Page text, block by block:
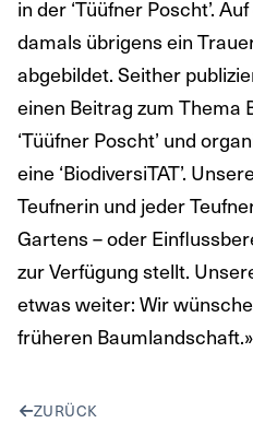
in der ‘Tüüfner Poscht’.
damals übrigens ein
abgebildet. Seither
einen Beitrag zum Thema
‘Tüüfner Poscht’ und
eine ‘BiodiversiTAT’.
Teufnerin und jeder
Gartens – oder
zur Verfügung stellt.
etwas weiter: Wir
früheren Baumlandschaft.»
ZURÜCK